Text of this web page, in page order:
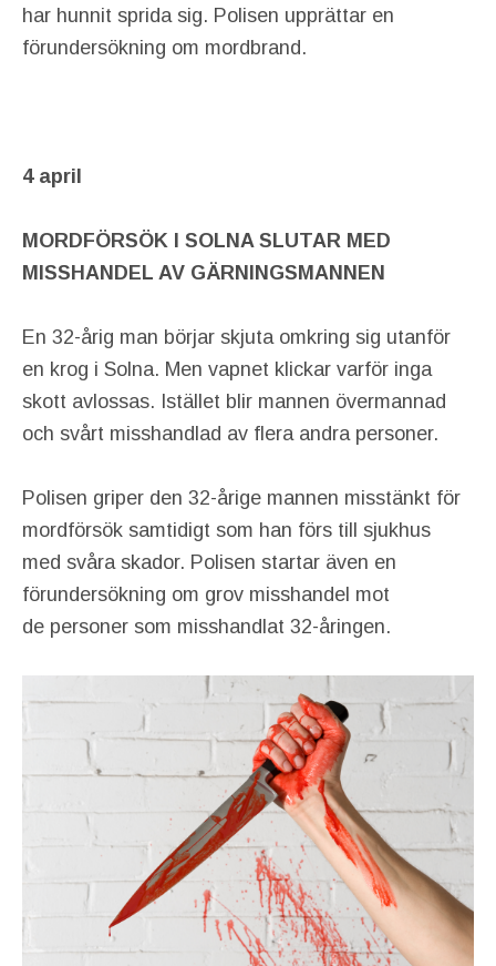
har hunnit sprida sig. Polisen upprättar en
förundersökning om mordbrand.
4 april
MORDFÖRSÖK I SOLNA SLUTAR MED
MISSHANDEL AV GÄRNINGSMANNEN
En 32-årig man börjar skjuta omkring sig utanför
en krog i Solna. Men vapnet klickar varför inga
skott avlossas. Istället blir mannen övermannad
och svårt misshandlad av flera andra personer.
Polisen griper den 32-årige mannen misstänkt för
mordförsök samtidigt som han förs till sjukhus
med svåra skador. Polisen startar även en
förundersökning om grov misshandel mot
de personer som misshandlat 32-åringen.